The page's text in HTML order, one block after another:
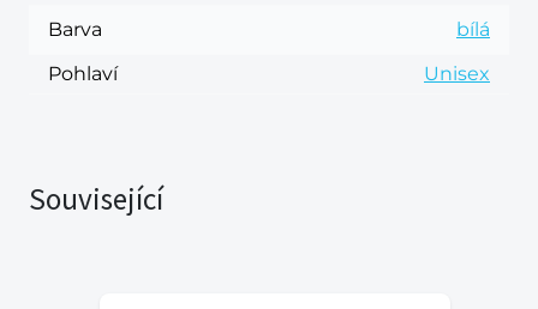
Barva
bílá
Pohlaví
Unisex
Související